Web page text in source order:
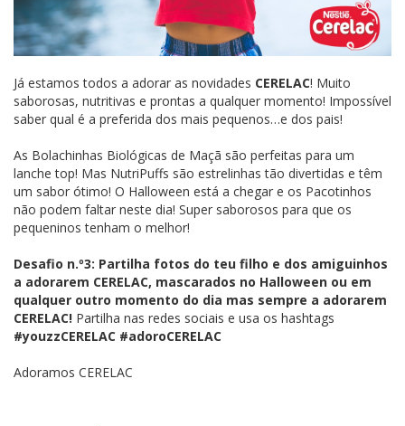
Já estamos todos a adorar as novidades CERELAC! Muito
saborosas, nutritivas e prontas a qualquer momento! Impossível
saber qual é a preferida dos mais pequenos…e dos pais!
As Bolachinhas Biológicas de Maçã são perfeitas para um
lanche top! Mas NutriPuffs são estrelinhas tão divertidas e têm
um sabor ótimo! O Halloween está a chegar e os Pacotinhos
não podem faltar neste dia! Super saborosos para que os
pequeninos tenham o melhor!
Desafio n.º3: Partilha fotos do teu filho e dos amiguinhos
a adorarem CERELAC, mascarados no Halloween ou em
qualquer outro momento do dia mas sempre a adorarem
CERELAC! Partilha nas redes sociais e usa os hashtags
#youzzCERELAC #adoroCERELAC
Adoramos CERELAC